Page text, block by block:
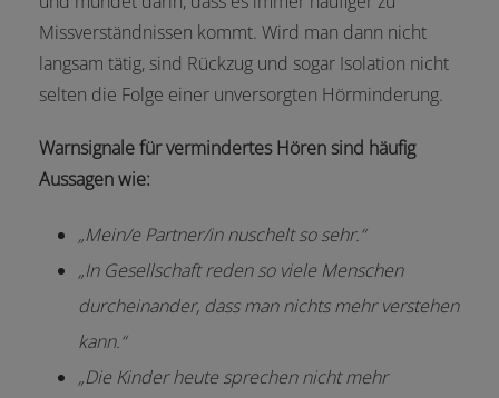
Missverständnissen kommt. Wird man dann nicht
langsam tätig, sind Rückzug und sogar Isolation nicht
selten die Folge einer unversorgten Hörminderung.
Warnsignale für vermindertes Hören sind häufig
Aussagen wie:
„Mein/e Partner/in nuschelt so sehr.“
„In Gesellschaft reden so viele Menschen
durcheinander, dass man nichts mehr verstehen
kann.“
„Die Kinder heute sprechen nicht mehr